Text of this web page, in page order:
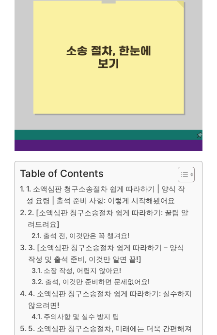
Table of Contents
1. 소액심판 청구소송절차 쉽게 따라하기 | 양식 작
성 요령 | 출석 준비 사항: 이렇게 시작해봤어요
2. [소액심판 청구소송절차 쉽게 따라하기: 꿀팁 알
려드려요]
출석 전, 이것만은 꼭 챙겨요!
3. [소액심판 청구소송절차 쉽게 따라하기 – 양식
작성 및 출석 준비, 이것만 알면 끝!]
소장 작성, 어렵지 않아요!
출석, 이것만 준비하면 문제없어요!
4. 소액심판 청구소송절차 쉽게 따라하기: 실수하지
않으려면!
주의사항 및 실수 방지 팁
5. 소액심판 청구소송절차, 미래에는 더욱 간편해져